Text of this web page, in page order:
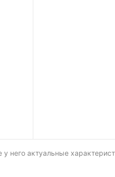
него актуальные